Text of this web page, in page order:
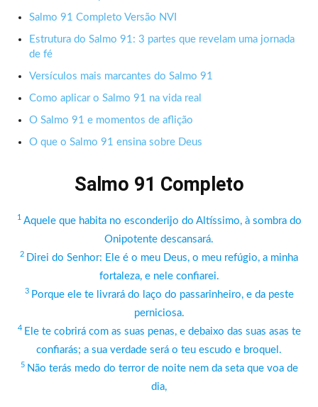
Salmo 91 Completo Versão NVI
Estrutura do Salmo 91: 3 partes que revelam uma jornada
de fé
Versículos mais marcantes do Salmo 91
Como aplicar o Salmo 91 na vida real
O Salmo 91 e momentos de aflição
O que o Salmo 91 ensina sobre Deus
Salmo 91 Completo
1 Aquele que habita no esconderijo do Altíssimo, à sombra do
Onipotente descansará.
2
Direi do Senhor: Ele é o meu Deus, o meu refúgio, a minha
fortaleza, e nele confiarei.
3 Porque ele te livrará do laço do passarinheiro, e da peste
perniciosa.
4 Ele te cobrirá com as suas penas, e debaixo das suas asas te
confiarás; a sua verdade será o teu escudo e broquel.
5 Não terás medo do terror de noite nem da seta que voa de
dia,